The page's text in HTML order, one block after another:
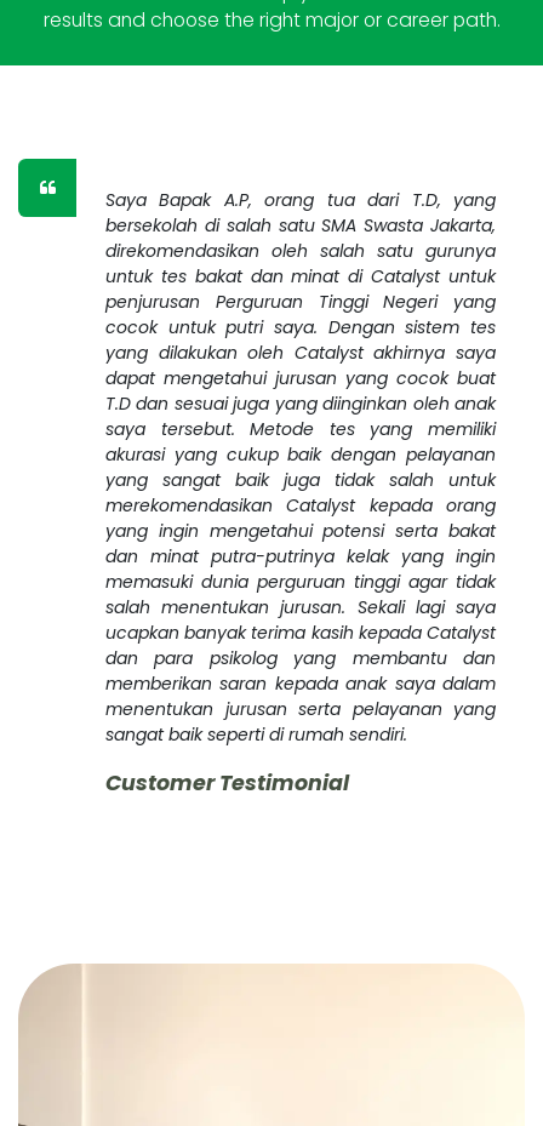
results and choose the right major or career path.
Saya Bapak A.P, orang tua dari T.D, yang
bersekolah di salah satu SMA Swasta Jakarta,
direkomendasikan oleh salah satu gurunya
untuk tes bakat dan minat di Catalyst untuk
penjurusan Perguruan Tinggi Negeri yang
cocok untuk putri saya. Dengan sistem tes
yang dilakukan oleh Catalyst akhirnya saya
dapat mengetahui jurusan yang cocok buat
T.D dan sesuai juga yang diinginkan oleh anak
saya tersebut. Metode tes yang memiliki
akurasi yang cukup baik dengan pelayanan
yang sangat baik juga tidak salah untuk
merekomendasikan Catalyst kepada orang
yang ingin mengetahui potensi serta bakat
dan minat putra-putrinya kelak yang ingin
memasuki dunia perguruan tinggi agar tidak
salah menentukan jurusan. Sekali lagi saya
ucapkan banyak terima kasih kepada Catalyst
dan para psikolog yang membantu dan
memberikan saran kepada anak saya dalam
menentukan jurusan serta pelayanan yang
sangat baik seperti di rumah sendiri.
Customer Testimonial